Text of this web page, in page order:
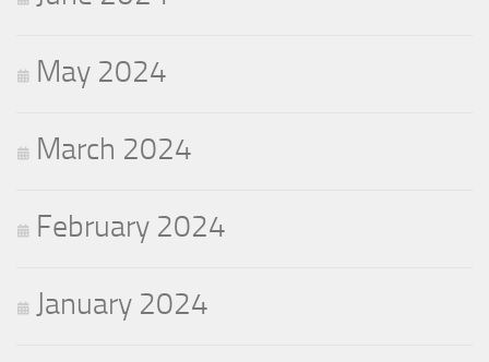
May 2024
March 2024
February 2024
January 2024